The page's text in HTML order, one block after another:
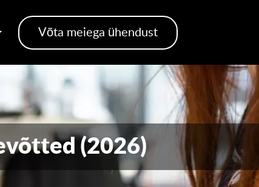
Võta meiega ühendust
(2026)